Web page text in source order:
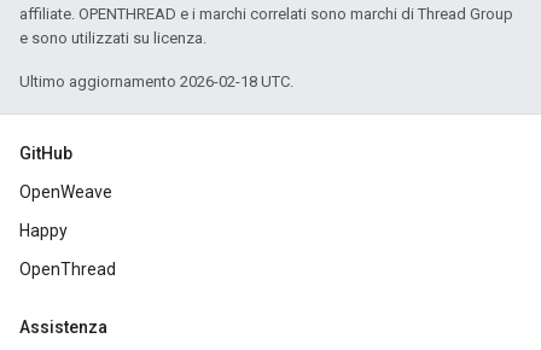
affiliate. OPENTHREAD e i marchi correlati sono marchi di Thread Group
e sono utilizzati su licenza.
Ultimo aggiornamento 2026-02-18 UTC.
GitHub
OpenWeave
Happy
OpenThread
Assistenza